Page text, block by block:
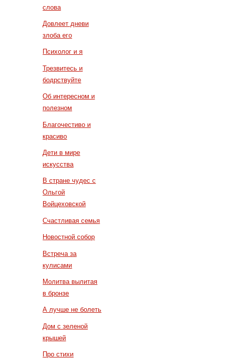
слова
Довлеет дневи
злоба его
Психолог и я
Трезвитесь и
бодрствуйте
Об интересном и
полезном
Благочестиво и
красиво
Дети в мире
искусства
В стране чудес с
Ольгой
Войцеховской
Счастливая семья
Новостной собор
Встреча за
кулисами
Молитва вылитая
в бронзе
А лучше не болеть
Дом с зеленой
крышей
Про стихи